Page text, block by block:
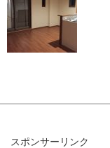
スポンサーリンク